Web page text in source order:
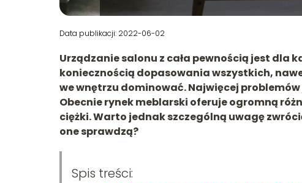
Data publikacji: 2022-06-02
Urządzanie salonu z cała pewnością jest dla
koniecznością dopasowania wszystkich,
we wnętrzu dominować. Najwięcej
Obecnie rynek meblarski oferuje ogromną
ciężki. Warto jednak szczególną uwagę
one sprawdzą?
Spis treści: